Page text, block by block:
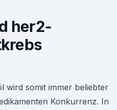
her2-
wird somit immer beliebter
Konkurrenz. In